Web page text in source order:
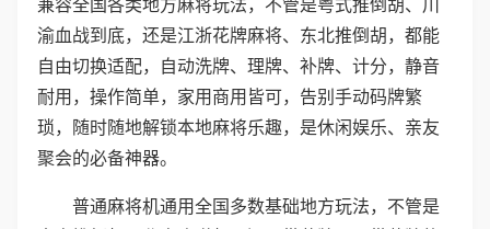
渝血战到底，还是江浙花牌麻将、东北推倒胡，都能
自由切换适配，自动洗牌、理牌、补牌、计分，静音
耐用，操作简单，家用商用皆可，告别手动码牌繁
琐，随时随地解锁本地麻将乐趣，是休闲娱乐、亲友
聚会的必备神器。
普通麻将机通用全国多数基础地方玩法，不管是